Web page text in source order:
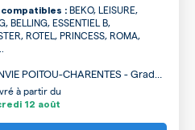
: BEKO, LEISURE,
BELLING, ESSENTIEL B,
ROTEL, PRINCESS, ROMA,
POITOU-CHARENTES - Grade
à partir du
12 août